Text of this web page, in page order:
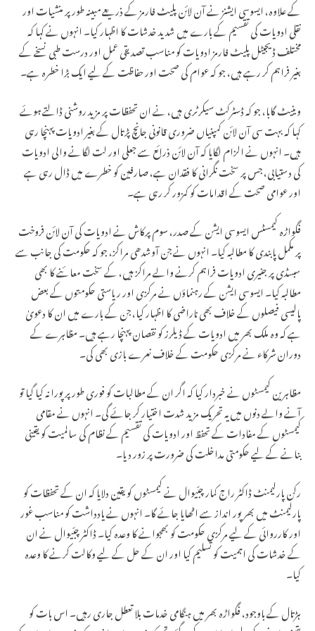
کے علاوہ، ایسوسی ایشنز نے آن لائن پلیٹ فارمز کے ذریعے مبینہ طور پر منشیات اور
نقلی ادویات کی تقسیم کے بارے میں شدید خدشات کا اظہار کیا۔ انہوں نے کہا کہ
مختلف ڈیجیٹل پلیٹ فارمز ادویات کو مناسب تصدیقی عمل اور درست طبی نسخے کے
بغیر فراہم کر رہے ہیں، جو کہ عوام کی صحت اور حفاظت کے لیے ایک بڑا خطرہ ہے۔
وینیٹ گابا، جو کہ ڈسٹرکٹ سیکرٹری ہیں، نے ان تحفظات پر مزید روشنی ڈالتے ہوئے
کہا کہ بہت سی آن لائن کمپنیاں ضروری قانونی جانچ پڑتال کے بغیر ادویات پہنچا رہی
ہیں۔ انہوں نے الزام لگایا کہ آن لائن ذرائع سے جعلی اور لت لگانے والی ادویات
کی دستیابی، جس پر سخت نگرانی کا فقدان ہے، صارفین کو خطرے میں ڈال رہی ہے
اور عوامی صحت کے اقدامات کو کمزور کر رہی ہے۔
فگواڑہ کیمسٹس ایسوسی ایشن کے صدر، سوم پرکاش نے ادویات کی آن لائن فروخت
پر مکمل پابندی کا مطالبہ کیا۔ انہوں نے جن آوشدھی مراکز، جو کہ حکومت کی جانب سے
سبسڈی پر جنیری ادویات فراہم کرنے والے مراکز ہیں، کے سخت معائنے کا بھی
مطالبہ کیا۔ ایسوسی ایشن کے رہنماؤں نے مرکزی اور ریاستی حکومتوں کے بعض
پالیسی فیصلوں کے خلاف بھی ناراضی کا اظہار کیا، جن کے بارے میں ان کا دعویٰ
ہے کہ وہ ملک بھر میں ادویات کے ڈیلرز کو نقصان پہنچا رہے ہیں۔ مظاہرے کے
دوران شرکاء نے مرکزی حکومت کے خلاف نعرے بازی بھی کی۔
مظاہرین کیمسٹوں نے خبردار کیا کہ اگر ان کے مطالبات کو فوری طور پر پورا نہ کیا گیا تو
آنے والے دنوں میں یہ تحریک مزید شدت اختیار کر جائے گی۔ انہوں نے مقامی
کیمسٹوں کے مفادات کے تحفظ اور ادویات کی تقسیم کے نظام کی سالمیت کو یقینی
بنانے کے لیے حکومتی مداخلت کی ضرورت پر زور دیا۔
رکن پارلیمنٹ ڈاکٹر راج کمار چبّیوال نے کیمسٹوں کو یقین دلایا کہ ان کے تحفظات کو
پارلیمنٹ میں بھرپور انداز سے اٹھایا جائے گا۔ انہوں نے یادداشت کو مناسب غور
اور کارروائی کے لیے مرکزی حکومت کو بھجوانے کا وعدہ کیا۔ ڈاکٹر چبّیوال نے ان
کے خدشات کی اہمیت کو تسلیم کیا اور ان کے حل کے لیے وکالت کرنے کا وعدہ
کیا۔
ہڑتال کے باوجود، فگواڑہ بھر میں ہنگامی خدمات بلا تعطل جاری رہیں۔ اس بات کو